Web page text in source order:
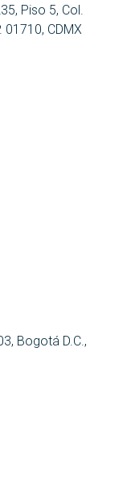
Piso 5, Col.
01710, CDMX
Bogotá D.C.,